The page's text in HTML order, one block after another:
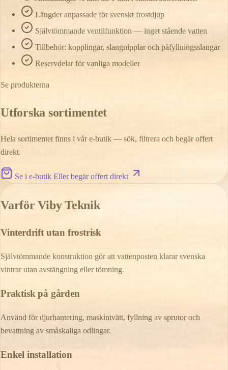
Längder anpassade för svenskt frostdjup
Självtömmande ventilfunktion — inget stående vatten
Tillbehör: kopplingar, slangnipplar och påfyllningsslangar
Reservdelar för vanliga modeller
Se produkterna
Utforska sortimentet
Hela sortimentet finns i vår e-butik — sök, filtrera och begär offert
direkt.
Se i e-butik Eller begär offert direkt
Varför Viby Teknik
Vinterdrift utan frostrisk
Självtömmande konstruktion gör att vattenposten klarar svenska
vintrar utan avstängning eller tömning.
Praktisk på gården
Använd för djurhantering, maskintvätt, fyllning av sprutor och
bevattning av småskaliga odlingar.
Enkel installation